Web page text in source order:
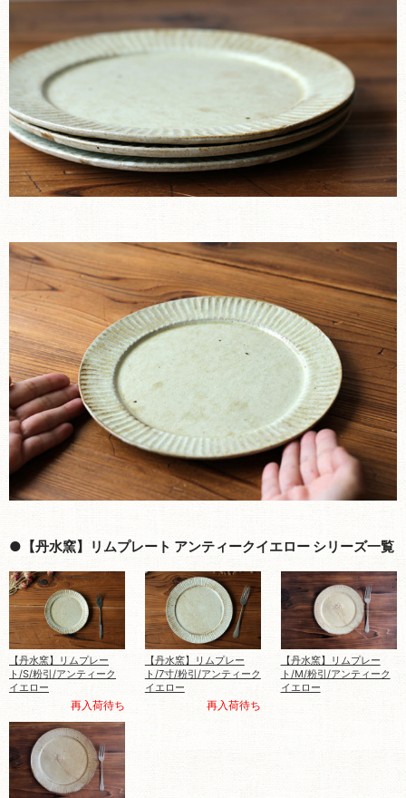
●【丹水窯】リムプレート アンティークイエロー シリーズ一覧
【丹水窯】リムプレー
ト/S/粉引/アンティーク
イエロー
再入荷待ち
【丹水窯】リムプレー
ト/7寸/粉引/アンティーク
イエロー
再入荷待ち
【丹水窯】リムプレー
ト/M/粉引/アンティーク
イエロー